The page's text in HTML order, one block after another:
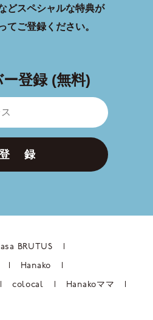
どスペシャルな特典が
てご登録ください。
登録 (無料)
録
BRUTUS
Hanako
colocal Hanakoママ